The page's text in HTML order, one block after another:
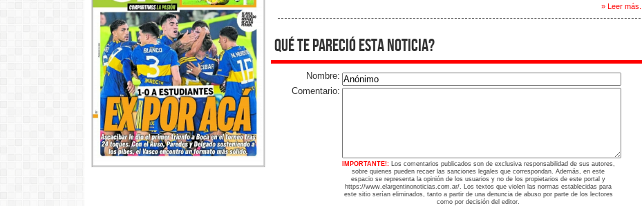
» Leer más...
qué te pareció esta noticia?
Nombre:
Comentario:
IMPORTANTE!: Los comentarios publicados son de exclusiva responsabilidad de sus autores,
sobre quienes pueden recaer las sanciones legales que correspondan. Además, en este
espacio se representa la opinión de los usuarios y no de los propietarios de este portal y
https://www.elargentinonoticias.com.ar/. Los textos que violen las normas establecidas para
este sitio serían eliminados, tanto a partir de una denuncia de abuso por parte de los lectores
como por decisión del editor.